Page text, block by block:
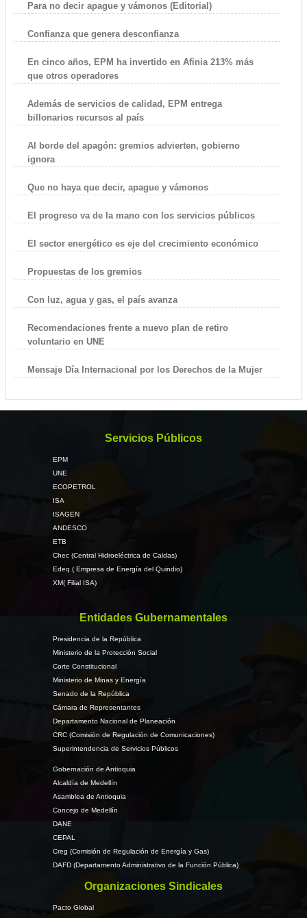
Para no decir apague y vámonos (Editorial)
Confianza que genera desconfianza
En cinco años, EPM ha invertido en Afinia 213% más
que otros operadores
Además de servicios de calidad, EPM entrega
billonarios recursos al país
Al borde del apagón: gremios advierten, gobierno
ignora
Que no haya que decir, apague y vámonos
El progreso va de la mano con los servicios públicos
El sector energético es eje del crecimiento económico
Propuestas de los gremios
Con luz, agua y gas, el país avanza
Recomendaciones frente a nuevo plan de retiro
voluntario en UNE
Mensaje Día Internacional por los Derechos de la Mujer
Servicios Públicos
EPM
UNE
ECOPETROL
ISA
ISAGEN
ANDESCO
ETB
Chec (Central Hidroeléctrica de Caldas)
Edeq ( Empresa de Energía del Quindio)
XM( Filial ISA)
Entidades Gubernamentales
Presidencia de la República
Ministerio de la Protección Social
Corte Constitucional
Ministerio de Minas y Energía
Senado de la República
Cámara de Representantes
Departamento Nacional de Planeación
CRC (Comisión de Regulación de Comunicaciones)
Superintendencia de Servicios Públicos
Gobernación de Antioquia
Alcaldía de Medellín
Asamblea de Antioquia
Concejo de Medellín
DANE
CEPAL
Creg (Comisión de Regulación de Energía y Gas)
DAFD (Departamento Administrativo de la Función Pública)
Organizaciones Sindicales
Pacto Global